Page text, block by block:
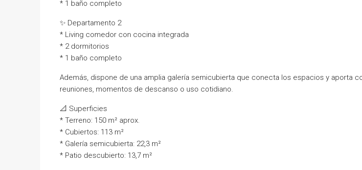
* 1 baño completo
✨ Departamento 2
* Living comedor con cocina integrada
* 2 dormitorios
* 1 baño completo
Además, dispone de una amplia galería semicubierta que conecta los espacios y aporta
reuniones, momentos de descanso o uso cotidiano.
📐 Superficies
* Terreno: 150 m² aprox.
* Cubiertos: 113 m²
* Galería semicubierta: 22,3 m²
* Patio descubierto: 13,7 m²